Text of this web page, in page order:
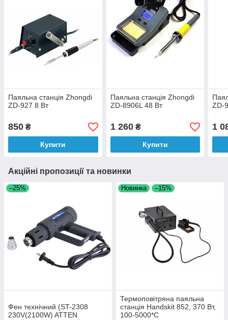
Паяльна станція Zhongdi
ZD-927 8 Вт
850 ₴
Купити
Паяльна станція Zhongdi
ZD-8906L 48 Вт
1 260₴
Купити
ZD-
1
Акційні пропозиції та новинки
–25%
Фен технічний (ST-2308
230V(2100W) ATTEN
Новинка –15%
Термоповітряна паяльна
станція Handskit 852, 370 Вт,
100-5000*C